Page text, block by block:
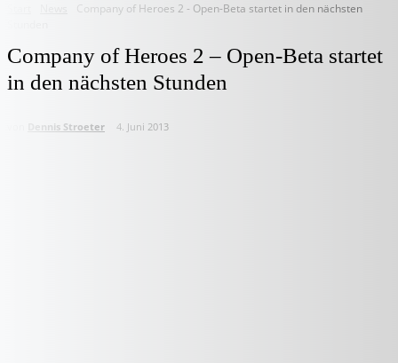
Company of Heroes 2 - Open-Beta startet in den nächsten
Company of Heroes 2 – Open-Beta startet
in den nächsten Stunden
Dennis Stroeter 4. Juni 2013